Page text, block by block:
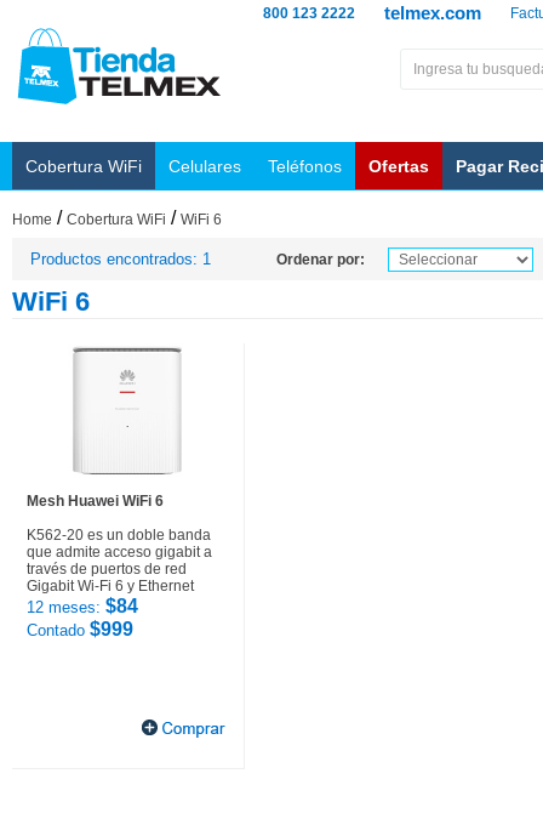
telmex.com
800 123 2222
Cobertura WiFi Celulares Teléfonos Ofertas Pagar
Home / Cobertura WiFi / WiFi 6
Productos encontrados: 1 Ordenar por:
WiFi 6
Mesh Huawei WiFi 6
K562-20 es un doble banda
que admite acceso gigabit a
través de puertos de red
Gigabit Wi-Fi 6 y Ethernet
12 meses: $84
Contado $999